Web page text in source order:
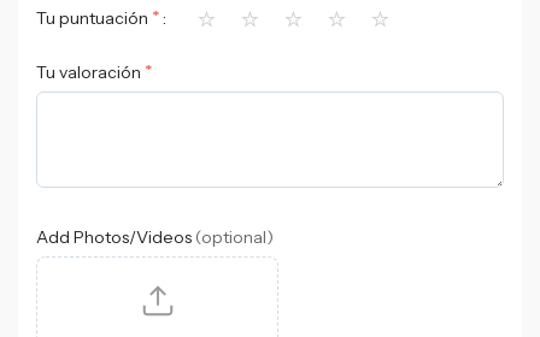
Tu puntuación * ⭐ ⭐ ⭐ ⭐ ⭐
Tu valoración *
Add Photos/Videos (optional)